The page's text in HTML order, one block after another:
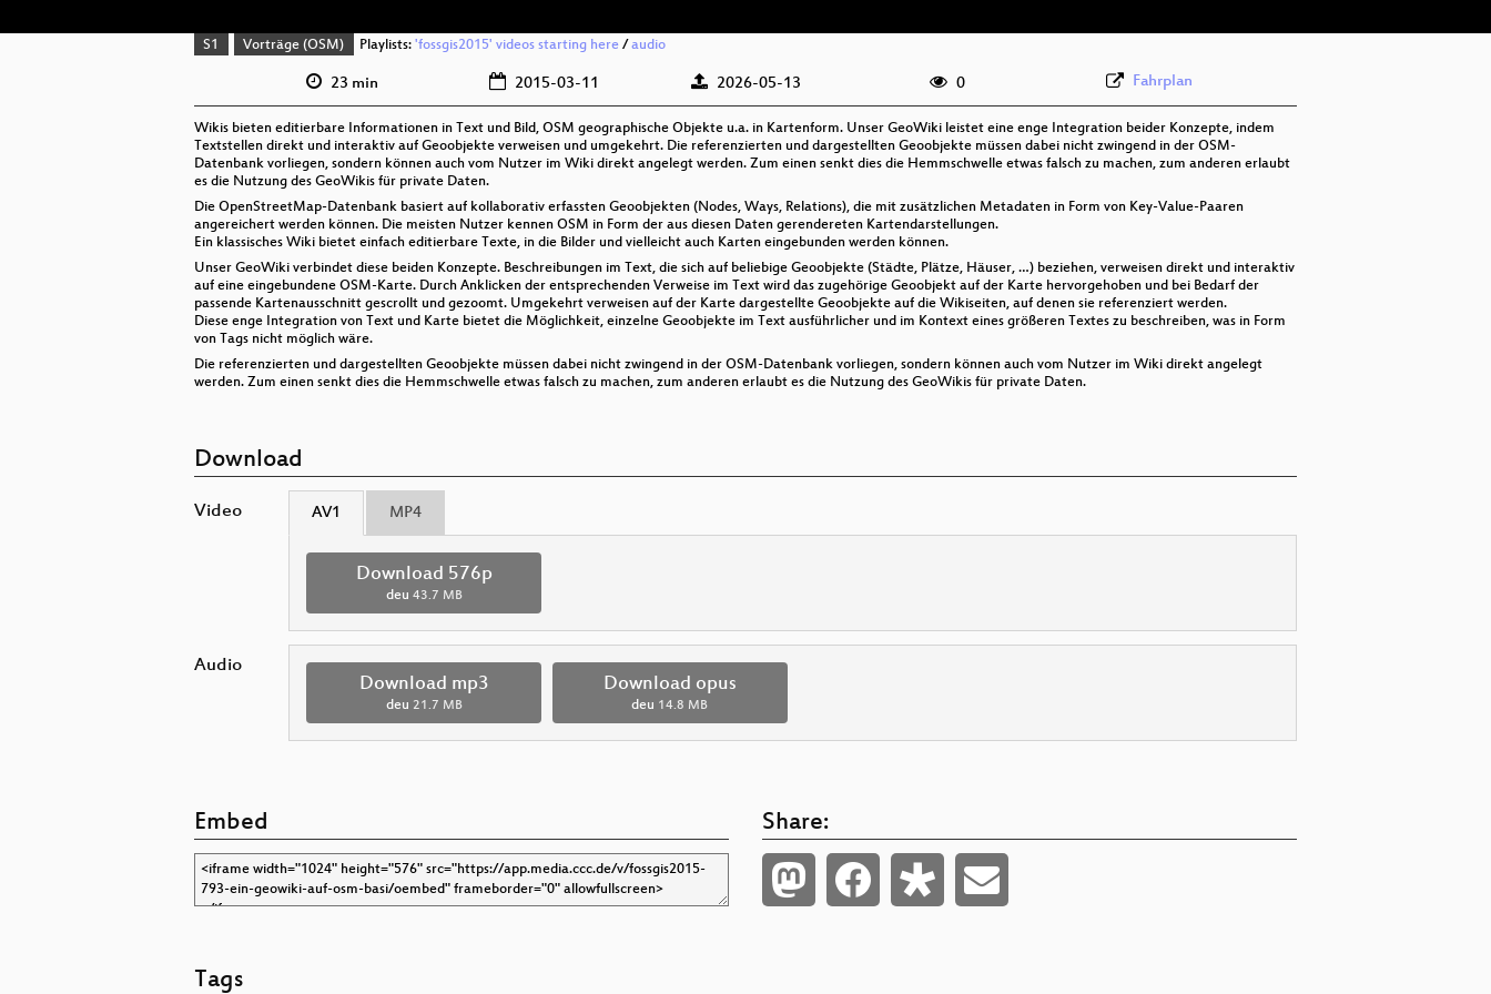
S1 Vorträge (OSM) Playlists: 'fossgis2015' videos starting here/ audio
23 min 2015-03-11 2026-05-13 0 Fahrplan
Wikis bieten editierbare Informationen in Text und Bild, OSM geographische Objekte u.a. in Kartenform. Unser GeoWiki leistet eine enge Integration beider Konzepte, indem
Textstellen direkt und interaktiv auf Geoobjekte verweisen und umgekehrt. Die referenzierten und dargestellten Geoobjekte müssen dabei nicht zwingend in der OSM-
Datenbank vorliegen, sondern können auch vom Nutzer im Wiki direkt angelegt werden. Zum einen senkt dies die Hemmschwelle etwas falsch zu machen, zum anderen erlaubt
es die Nutzung des GeoWikis für private Daten.
Die OpenStreetMap-Datenbank basiert auf kollaborativ erfassten Geoobjekten (Nodes, Ways, Relations), die mit zusätzlichen Metadaten in Form von Key-Value-Paaren
angereichert werden können. Die meisten Nutzer kennen OSM in Form der aus diesen Daten gerendereten Kartendarstellungen.
Ein klassisches Wiki bietet einfach editierbare Texte, in die Bilder und vielleicht auch Karten eingebunden werden können.
Unser GeoWiki verbindet diese beiden Konzepte. Beschreibungen im Text, die sich auf beliebige Geoobjekte (Städte, Plätze, Häuser, …) beziehen, verweisen direkt und interaktiv
auf eine eingebundene OSM-Karte. Durch Anklicken der entsprechenden Verweise im Text wird das zugehörige Geoobjekt auf der Karte hervorgehoben und bei Bedarf der
passende Kartenausschnitt gescrollt und gezoomt. Umgekehrt verweisen auf der Karte dargestellte Geoobjekte auf die Wikiseiten, auf denen sie referenziert werden.
Diese enge Integration von Text und Karte bietet die Möglichkeit, einzelne Geoobjekte im Text ausführlicher und im Kontext eines größeren Textes zu beschreiben, was in Form
von Tags nicht möglich wäre.
Die referenzierten und dargestellten Geoobjekte müssen dabei nicht zwingend in der OSM-Datenbank vorliegen, sondern können auch vom Nutzer im Wiki direkt angelegt
werden. Zum einen senkt dies die Hemmschwelle etwas falsch zu machen, zum anderen erlaubt es die Nutzung des GeoWikis für private Daten.
Download
Video AV1 MP4
Download 576p
deu 43.7 MB
Audio
Download mp3
deu 21.7 MB
Download opus
deu 14.8 MB
Embed Share:
Tags